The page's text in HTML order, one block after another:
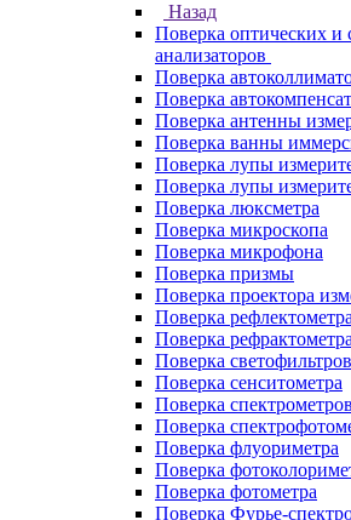
Назад
Поверка оптических и
анализаторов
Поверка
Поверка
Поверка антенны
Поверка ванны
Поверка лупы
Поверка лупы
Поверка люксметра
Поверка микроскопа
Поверка микрофона
Поверка призмы
Поверка проектора
Поверка рефлектометра
Поверка рефрактометра
Поверка светофильтров
Поверка сенситометра
Поверка спектрометров
Поверка
Поверка флуориметра
Поверка
Поверка фотометра
Поверка Фурье-